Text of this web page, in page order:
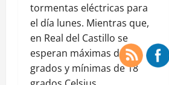
tormentas eléctricas para
el día lunes. Mientras que,
en Real del Castillo se
esperan máximas de 35
grados y mínimas de 18